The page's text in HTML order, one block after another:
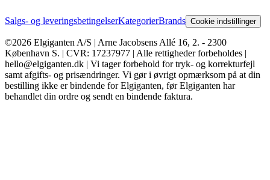
Salgs- og leveringsbetingelserKategorierBrands Cookie indstillinger
©2026 Elgiganten A/S | Arne Jacobsens Allé 16, 2. - 2300
København S. | CVR: 17237977 | Alle rettigheder forbeholdes |
hello@elgiganten.dk | Vi tager forbehold for tryk- og korrekturfejl
samt afgifts- og prisændringer. Vi gør i øvrigt opmærksom på at din
bestilling ikke er bindende for Elgiganten, før Elgiganten har
behandlet din ordre og sendt en bindende faktura.